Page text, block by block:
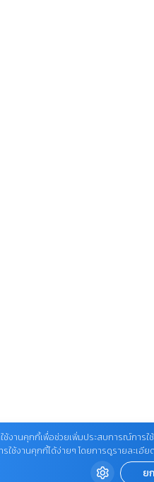
ใช้งานคุกกี้เพื่อช่วยเพิ่มประสบการณ์การใ
ช้งานคุกกี้ได้ง่ายๆ โดยการดูรายละเอีย
ย